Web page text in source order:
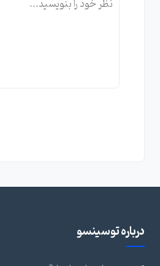
درباره توسینسو